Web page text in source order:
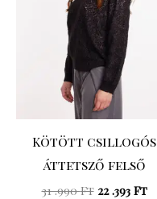
Kötött csillogós
áttetsző felső
31 .990Ft 22 .393 Ft